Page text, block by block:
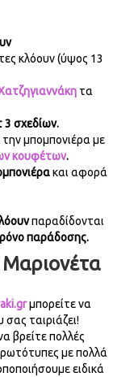
κλόουν (ύψος 13
τα
3 σχεδίων.
μπομπονιέρα με
κουφέτων.
και αφορά
παραδίδονται
παράδοσης.
μπορείτε να
ταιριάζει!
βρείτε πολλές
με πολλά
ειδικά